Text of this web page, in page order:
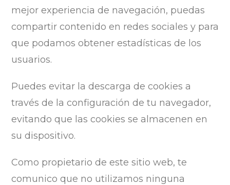
mejor experiencia de navegación, puedas
compartir contenido en redes sociales y para
que podamos obtener estadísticas de los
usuarios.
Puedes evitar la descarga de cookies a
través de la configuración de tu navegador,
evitando que las cookies se almacenen en
su dispositivo.
Como propietario de este sitio web, te
comunico que no utilizamos ninguna